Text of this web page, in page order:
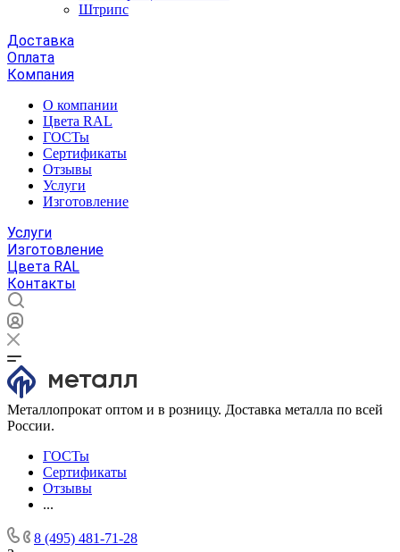
Штрипс
Доставка
Оплата
Компания
О компании
Цвета RAL
ГОСТы
Сертификаты
Отзывы
Услуги
Изготовление
Услуги
Изготовление
Цвета RAL
Контакты
Металлопрокат оптом и в розницу. Доставка металла по всей
России.
ГОСТы
Сертификаты
Отзывы
...
8 (495) 481-71-28